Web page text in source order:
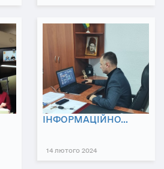
ІНФОРМАЦІЙНО…
14 лютого 2024